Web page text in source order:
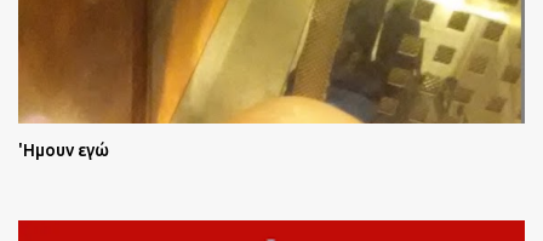
'Ημουν εγώ